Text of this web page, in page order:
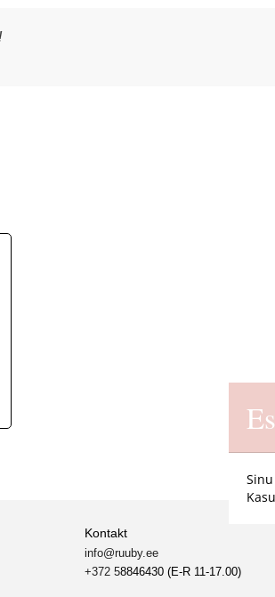
Kontakt
info@ruuby.ee
+372 58846430 (E-R 11-17.00)